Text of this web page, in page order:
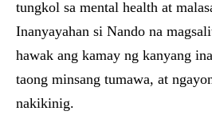
tungkol sa mental health at
Inanyayahan si Nando na
hawak ang kamay ng kanyang
taong minsang tumawa, at
nakikinig.